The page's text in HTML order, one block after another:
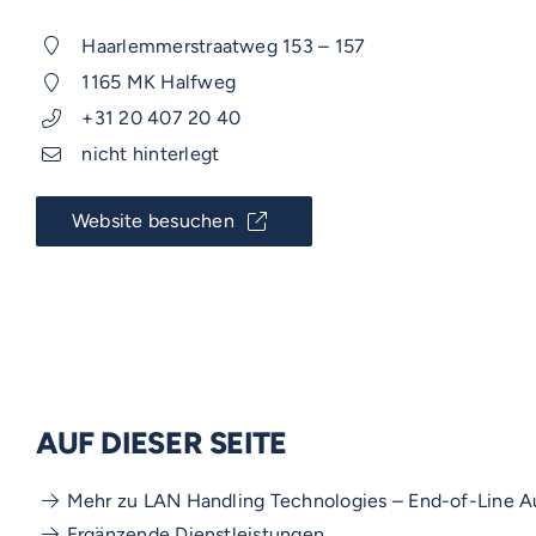
Haarlemmerstraatweg 153 – 157
1165 MK Halfweg
+31 20 407 20 40
nicht hinterlegt
Website besuchen
AUF DIESER SEITE
Mehr zu LAN Handling Technologies – End-of-Line